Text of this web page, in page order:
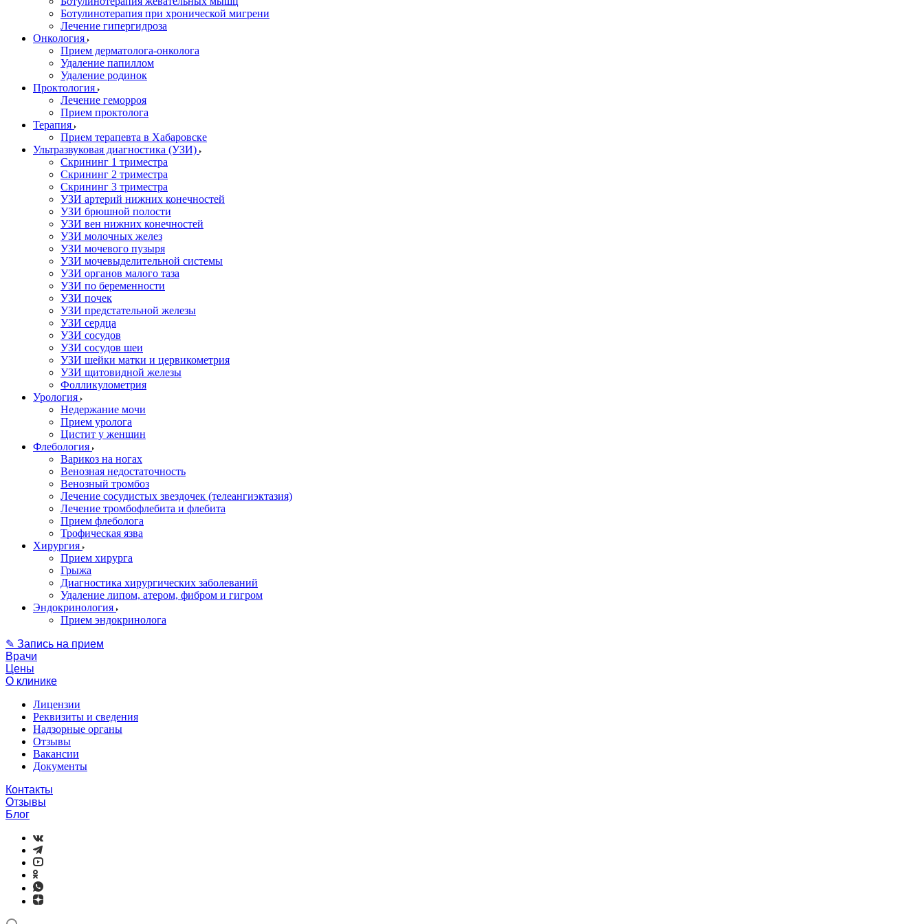
Ботулинотерапия при хронической мигрени
Лечение гипергидроза
Онкология
Прием дерматолога-онколога
Удаление папиллом
Удаление родинок
Проктология
Лечение геморроя
Прием проктолога
Терапия
Прием терапевта в Хабаровске
Ультразвуковая диагностика (УЗИ)
Скрининг 1 триместра
Скрининг 2 триместра
Скрининг 3 триместра
УЗИ артерий нижних конечностей
УЗИ брюшной полости
УЗИ вен нижних конечностей
УЗИ молочных желез
УЗИ мочевого пузыря
УЗИ мочевыделительной системы
УЗИ органов малого таза
УЗИ по беременности
УЗИ почек
УЗИ предстательной железы
УЗИ сердца
УЗИ сосудов
УЗИ сосудов шеи
УЗИ шейки матки и цервикометрия
УЗИ щитовидной железы
Фолликулометрия
Урология
Недержание мочи
Прием уролога
Цистит у женщин
Флебология
Варикоз на ногах
Венозная недостаточность
Венозный тромбоз
Лечение сосудистых звездочек (телеангиэктазия)
Лечение тромбофлебита и флебита
Прием флеболога
Трофическая язва
Хирургия
Прием хирурга
Грыжа
Диагностика хирургических заболеваний
Удаление липом, атером, фибром и гигром
Эндокринология
Прием эндокринолога
✎ Запись на прием
Врачи
Цены
О клинике
Лицензии
Реквизиты и сведения
Надзорные органы
Отзывы
Вакансии
Документы
Контакты
Отзывы
Блог